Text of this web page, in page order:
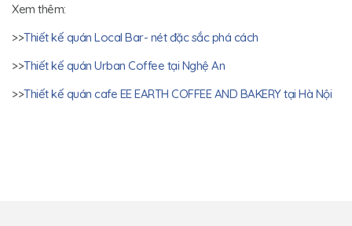
Xem thêm:
>>Thiết kế quán Local Bar- nét đặc sắc phá cách
>>Thiết kế quán Urban Coffee tại Nghệ An
>>Thiết kế quán cafe EE EARTH COFFEE AND BAKERY tại Hà Nội